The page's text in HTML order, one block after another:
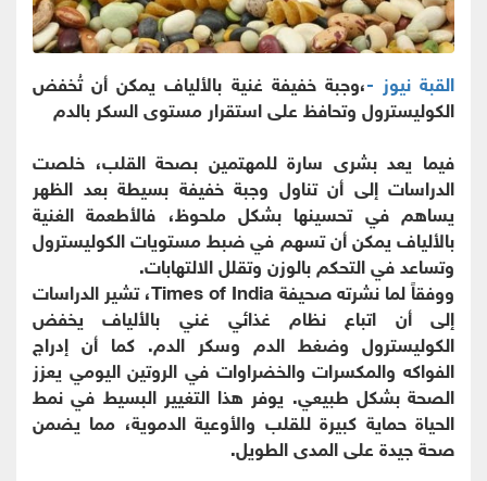
القبة نيوز -،وجبة خفيفة غنية بالألياف يمكن أن تُخفض
الكوليسترول وتحافظ على استقرار مستوى السكر بالدم
فيما يعد بشرى سارة للمهتمين بصحة القلب، خلصت
الدراسات إلى أن تناول وجبة خفيفة بسيطة بعد الظهر
يساهم في تحسينها بشكل ملحوظ، فالأطعمة الغنية
بالألياف يمكن أن تسهم في ضبط مستويات الكوليسترول
وتساعد في التحكم بالوزن وتقلل الالتهابات.
ووفقاً لما نشرته صحيفة Times of India، تشير الدراسات
إلى أن اتباع نظام غذائي غني بالألياف يخفض
الكوليسترول وضغط الدم وسكر الدم. كما أن إدراج
الفواكه والمكسرات والخضراوات في الروتين اليومي يعزز
الصحة بشكل طبيعي. يوفر هذا التغيير البسيط في نمط
الحياة حماية كبيرة للقلب والأوعية الدموية، مما يضمن
صحة جيدة على المدى الطويل.